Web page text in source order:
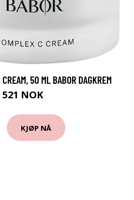
50 ML BABOR DAGKREM
521 NOK
KJØP NÅ